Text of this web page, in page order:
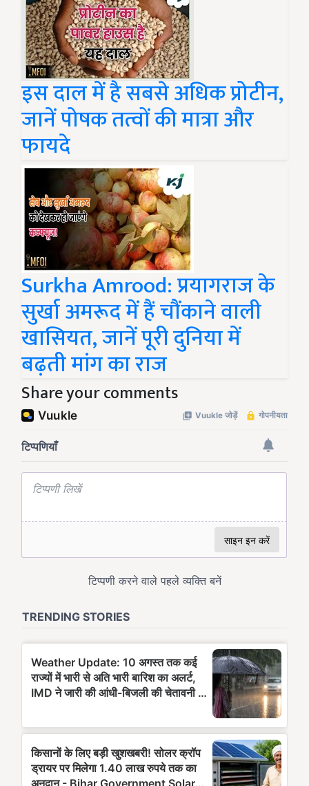
इस दाल में है सबसे अधिक प्रोटीन,
जानें पोषक तत्वों की मात्रा और
फायदे
Surkha Amrood: प्रयागराज के
सुर्खा अमरूद में हैं चौंकाने वाली
खासियत, जानें पूरी दुनिया में
बढ़ती मांग का राज
Share your comments